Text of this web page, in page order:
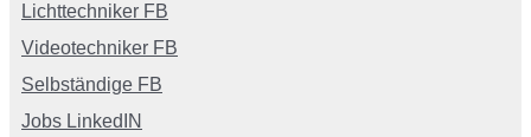
Lichttechniker FB
Videotechniker FB
Selbständige FB
Jobs LinkedIN